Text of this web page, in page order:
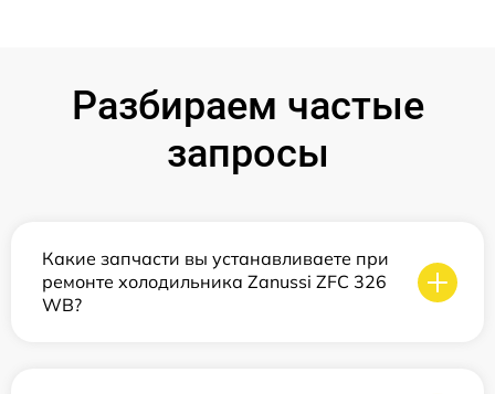
Разбираем частые
запросы
Какие запчасти вы устанавливаете при
ремонте холодильника Zanussi ZFC 326
WB?